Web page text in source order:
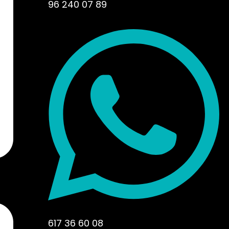
96 240 07 89
617 36 60 08